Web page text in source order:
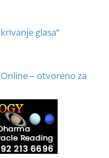
glasa“
– otvoreno za